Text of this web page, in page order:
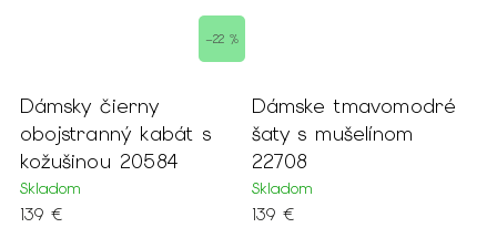
Dámske tmavomodré
šaty s mušelínom
22708
Skladom
139 €
Dámske krátke
trblietavé béžové šaty
s padavými rukávmi
20125
Skladom